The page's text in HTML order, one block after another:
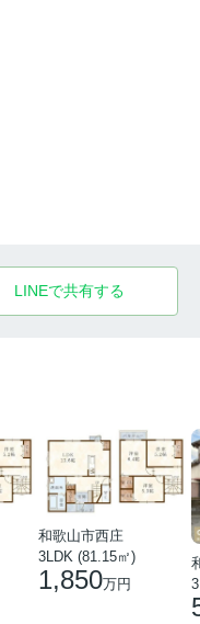
LINEで共有する
和歌山市西庄
3LDK (81.15㎡)
1,850万円